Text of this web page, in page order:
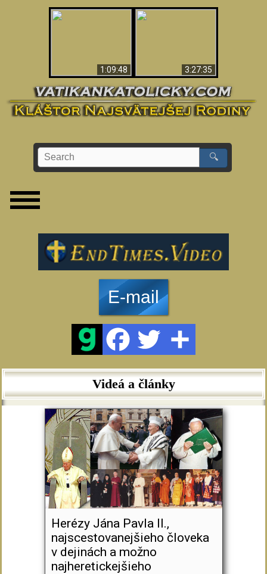
1:09:48 3:27:35
🔍
E-mail
Videá a články
Herézy Jána Pavla II.,
najscestovanejšieho človeka
v dejinách a možno
najheretickejšieho